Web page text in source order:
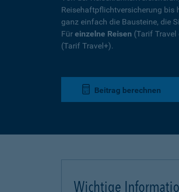
Reisehaftpflichtversicherung bis
ganz einfach die Bausteine, die
Für einzelne Reisen (Tarif Travel
(Tarif Travel+).
Beitrag berechnen
Wichtige